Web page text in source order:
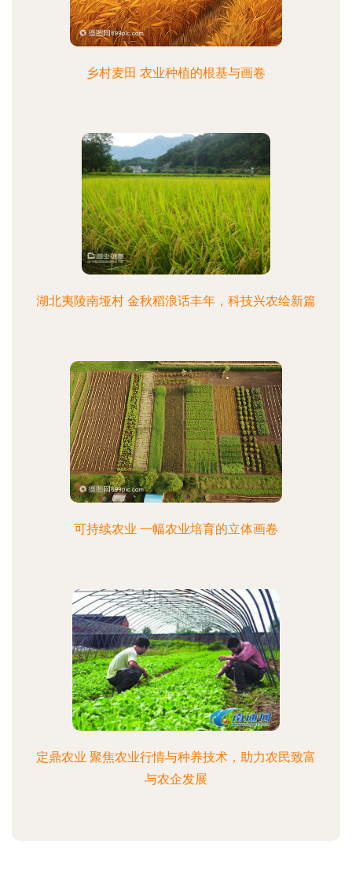
乡村麦田 农业种植的根基与画卷
湖北夷陵南垭村 金秋稻浪话丰年，科技兴农绘新篇
可持续农业 一幅农业培育的立体画卷
定鼎农业 聚焦农业行情与种养技术，助力农民致富
与农企发展